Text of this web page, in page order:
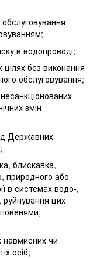
обслуговування
в водопроводі;
без виконання
обслуговування;
змін
Державних
блискавка,
природного або
в системах водо-,
руйнування цих
чи
осіб;